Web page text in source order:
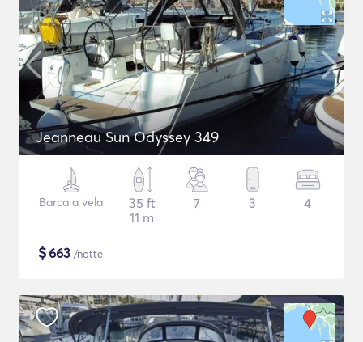
Jeanneau Sun Odyssey 349
Barca a vela
35 ft
11 m
7 3 4
$663 /notte